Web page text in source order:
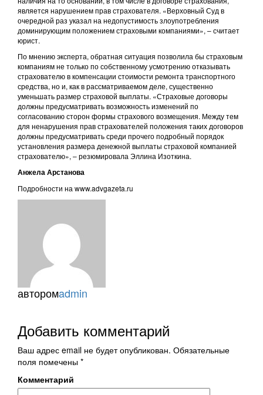
является нарушением прав страхователя. «Верховный Суд в
очередной раз указал на недопустимость злоупотребления
доминирующим положением страховыми компаниями», – считает
юрист.
По мнению эксперта, обратная ситуация позволила бы страховым
компаниям не только по собственному усмотрению отказывать
страхователю в компенсации стоимости ремонта транспортного
средства, но и, как в рассматриваемом деле, существенно
уменьшать размер страховой выплаты. «Страховые договоры
должны предусматривать возможность изменений по
согласованию сторон формы страхового возмещения. Между тем
для ненарушения прав страхователей положения таких договоров
должны предусматривать среди прочего подробный порядок
установления размера денежной выплаты страховой компанией
страхователю», – резюмировала Эллина Изоткина.
Анжела Арстанова
Подробности на www.advgazeta.ru
авторомadmin
Добавить комментарий
Ваш адрес email не будет опубликован. Обязательные
поля помечены *
Комментарий